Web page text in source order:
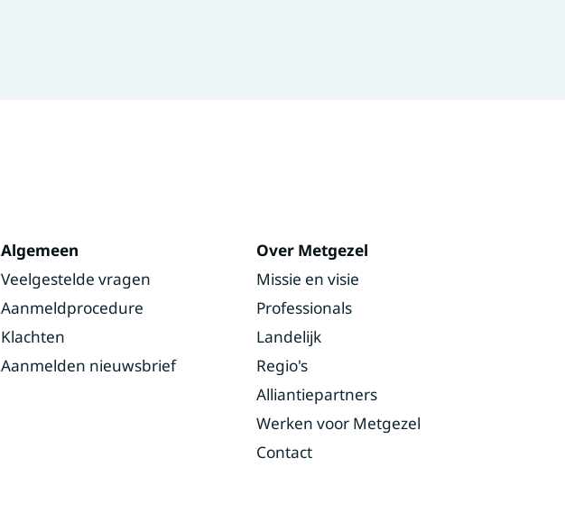
Algemeen
Veelgestelde vragen
Aanmeldprocedure
Klachten
Aanmelden nieuwsbrief
Over Metgezel
Missie en visie
Professionals
Landelijk
Regio's
Alliantiepartners
Werken voor Metgezel
Contact